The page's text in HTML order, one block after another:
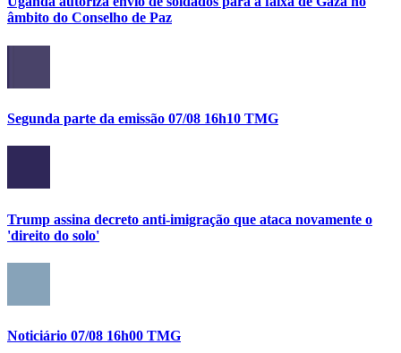
âmbito do Conselho de Paz
Segunda parte da emissão 07/08 16h10 TMG
Trump assina decreto anti-imigração que ataca novamente o
'direito do solo'
Noticiário 07/08 16h00 TMG